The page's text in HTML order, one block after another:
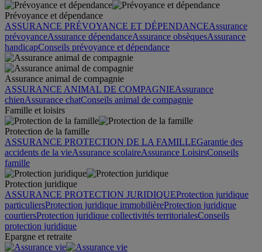
Prévoyance et dépendance
ASSURANCE PRÉVOYANCE ET DÉPENDANCEAssurance
prévoyanceAssurance dépendanceAssurance obsèquesAssurance
handicapConseils prévoyance et dépendance
Assurance animal de compagnie
ASSURANCE ANIMAL DE COMPAGNIEAssurance
chienAssurance chatConseils animal de compagnie
Famille et loisirs
Protection de la famille
ASSURANCE PROTECTION DE LA FAMILLEGarantie des
accidents de la vieAssurance scolaireAssurance LoisirsConseils
famille
Protection juridique
ASSURANCE PROTECTION JURIDIQUEProtection juridique
particuliersProtection juridique immobilièreProtection juridique
courtiersProtection juridique collectivités territorialesConseils
protection juridique
Epargne et retraite